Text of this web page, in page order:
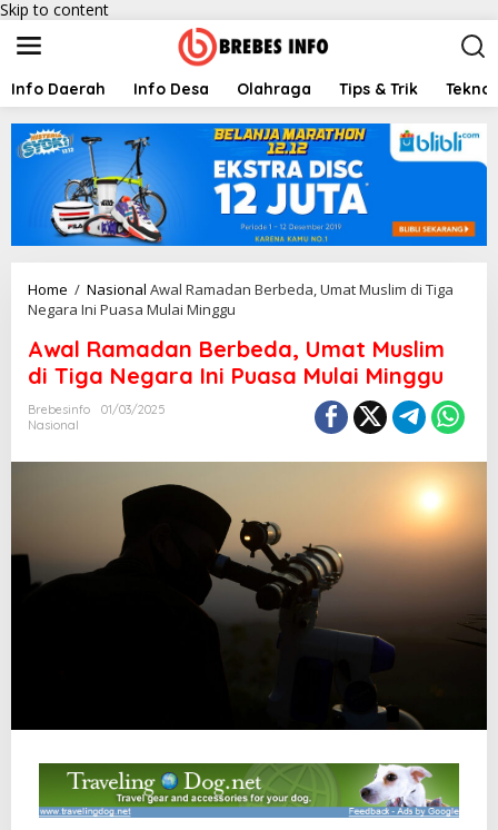
Skip to content
Info Daerah Info Desa Olahraga Tips & Trik
Home / Nasional Awal Ramadan Berbeda, Umat Muslim di Tiga
Negara Ini Puasa Mulai Minggu
Awal Ramadan Berbeda, Umat Muslim
di Tiga Negara Ini Puasa Mulai Minggu
Brebesinfo
01/03/2025
Nasional